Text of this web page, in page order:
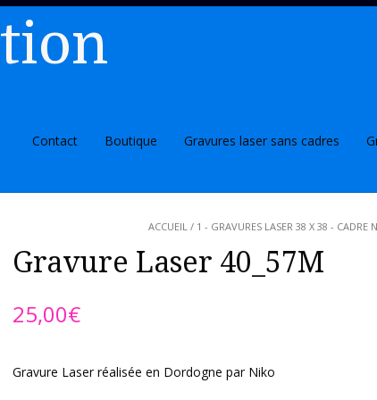
Contact Boutique Gravures laser sans cadres
ACCUEIL / 1 - GRAVURES LASER 38 X 38 - CADRE
Gravure Laser 40_57M
25,00€
Gravure Laser réalisée en Dordogne par Niko